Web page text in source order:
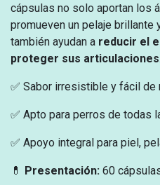
cápsulas no solo aportan los
promueven un pelaje brillante
también ayudan a reducir el
proteger sus articulaciones
✅ Sabor irresistible y fácil de
✅ Apto para perros de todas
✅ Apoyo integral para piel,
💊 Presentación: 60